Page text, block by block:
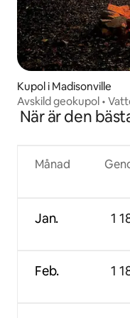
Kupol i Madisonville
Avskild geokupol •
När är den
Månad
Jan.
Feb.
1
1